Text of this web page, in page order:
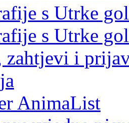
s Utrke
s Utrke
zahtjevi i
AnimaList